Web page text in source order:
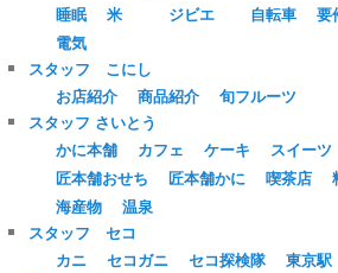
睡眠 米
ジビエ
自転車 要
電気
スタッフ こにし
お店紹介
商品紹介
旬フルーツ
スタッフ さいとう
かに本舗
カフェ ケーキ スイーツ
匠本舗おせち
匠本舗かに 喫茶店
海産物
温泉
スタッフ セコ
カニ
セコガニ セコ探検隊
東京駅